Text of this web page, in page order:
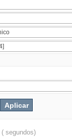
( segundos)